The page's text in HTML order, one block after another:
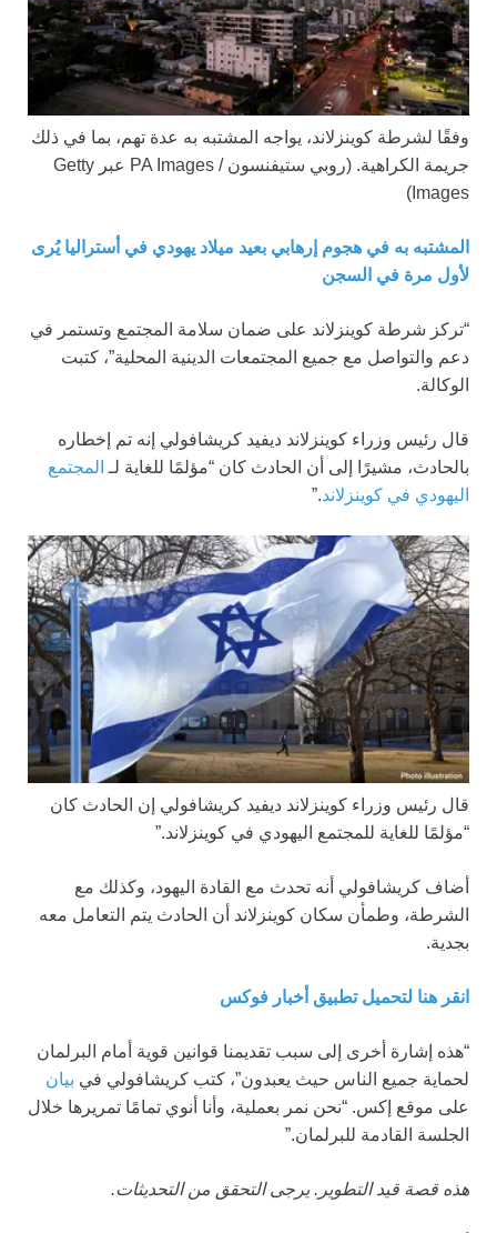
وفقًا لشرطة كوينزلاند، يواجه المشتبه به عدة تهم، بما في ذلك
جريمة الكراهية.
(روبي ستيفنسون / PA Images عبر Getty
Images)
المشتبه به في هجوم إرهابي بعيد ميلاد يهودي في أستراليا يُرى
لأول مرة في السجن
“تركز شرطة كوينزلاند على ضمان سلامة المجتمع وتستمر في
دعم والتواصل مع جميع المجتمعات الدينية المحلية”، كتبت
الوكالة.
قال رئيس وزراء كوينزلاند ديفيد كريشافولي إنه تم إخطاره
بالحادث، مشيرًا إلى أن الحادث كان “مؤلمًا للغاية لـ المجتمع
اليهودي في كوينزلاند.”
قال رئيس وزراء كوينزلاند ديفيد كريشافولي إن الحادث كان
“مؤلمًا للغاية للمجتمع اليهودي في كوينزلاند.”
أضاف كريشافولي أنه تحدث مع القادة اليهود، وكذلك مع
الشرطة، وطمأن سكان كوينزلاند أن الحادث يتم التعامل معه
بجدية.
انقر هنا لتحميل تطبيق أخبار فوكس
“هذه إشارة أخرى إلى سبب تقديمنا قوانين قوية أمام البرلمان
لحماية جميع الناس حيث يعبدون”، كتب كريشافولي في بيان
على موقع إكس. “نحن نمر بعملية، وأنا أنوي تمامًا تمريرها خلال
الجلسة القادمة للبرلمان.”
هذه قصة قيد التطوير. يرجى التحقق من التحديثات.